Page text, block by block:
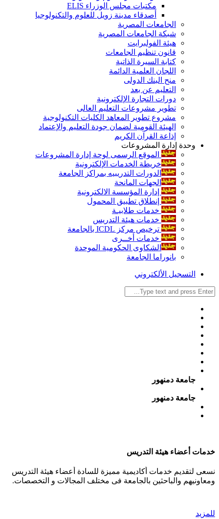
مكتبات مجلس الوزراء ELIS
أصدقاء مدينة زويل للعلوم والتكنولوجيا
الجامعات المصرية
شبكة الجامعات المصرية
هيئة الفولبرايت
قانون تنظيم الجامعات
كتابة السيرة الذاتية
اللجان العلمية الدائمة
منح البنك الدولى
التعليم عن بعد
دورات التجارة الإلكترونية
تطوير مشروعات التعليم العالى
مشروع تطوير المعاهد الكليات التكنولوجية
الهيئة القومية لضمان جودة التعليم والإعتماد
إذاعة القرآن الكريم
وحدة إدارة المشروعات
الموقع الرسمى لوحة إدارة المشروعات
خريطة الخدمات الإلكترونية
الدورات التدريبيه بمراكز الجامعة
الجهات المانحة
إدارة المؤسسة الالكترونية
إنطلاق تطبيق المحمول
خدمات طلابيـة
خدمات هيئة التدريس
ترخيص مركز ICDL بالجامعة
خدمات أخــرى
الشكاوى الحكومية الموحدة
بانوراما الجامعة
التسجيل الألكتروني
جامعة دمنهور
جامعة دمنهور
خدمات أعضاء هيئة التدريس
نسعى لتقديم خدمات أكاديمية مميزة للسادة أعضاء هيئة التدريس
ومعاونيهم والباحثين بالجامعة فى مختلف المجالات و التخصصات.
للمزيد